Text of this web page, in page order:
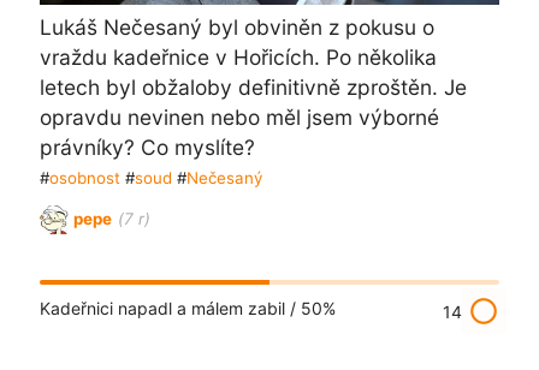
Lukáš Nečesaný byl obviněn z pokusu o
vraždu kadeřnice v Hořicích. Po několika
letech byl obžaloby definitivně zproštěn. Je
opravdu nevinen nebo měl jsem výborné
právníky? Co myslíte?
#osobnost#soud #Nečesaný
pepe (7 r)
Kadeřnici napadl a málem zabil / 50% 14 radio_button_unchecked